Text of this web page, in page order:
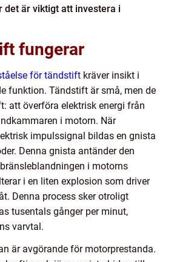
det är viktigt att investera i
fungerar
för tändstift kräver insikt i
funktion. Tändstift är små, men de
att överföra elektrisk energi från
i motorn. När
impulssignal bildas en gnista
Denna gnista antänder den
i motorns
i en liten explosion som driver
Denna process sker otroligt
tusentals gånger per minut,
varvtal.
är avgörande för motorprestanda.